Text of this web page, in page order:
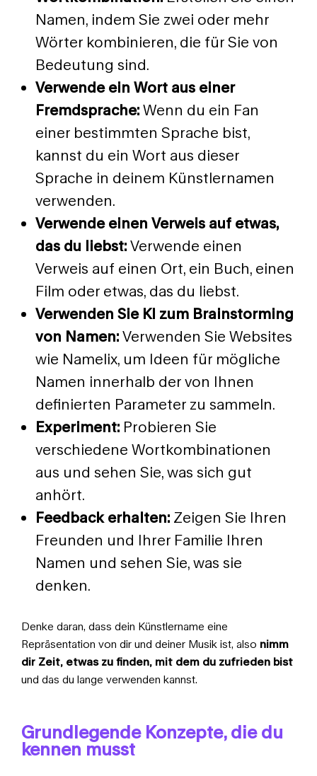
Namen, indem Sie zwei oder mehr
Wörter kombinieren, die für Sie von
Bedeutung sind.
Verwende ein Wort aus einer
Fremdsprache: Wenn du ein Fan
einer bestimmten Sprache bist,
kannst du ein Wort aus dieser
Sprache in deinem Künstlernamen
verwenden.
Verwende einen Verweis auf etwas,
das du liebst: Verwende einen
Verweis auf einen Ort, ein Buch, einen
Film oder etwas, das du liebst.
Verwenden Sie KI zum Brainstorming
von Namen: Verwenden Sie Websites
wie Namelix, um Ideen für mögliche
Namen innerhalb der von Ihnen
definierten Parameter zu sammeln.
Experiment: Probieren Sie
verschiedene Wortkombinationen
aus und sehen Sie, was sich gut
anhört.
Feedback erhalten: Zeigen Sie Ihren
Freunden und Ihrer Familie Ihren
Namen und sehen Sie, was sie
denken.
Denke daran, dass dein Künstlername eine
Repräsentation von dir und deiner Musik ist, also nimm
dir Zeit, etwas zu finden, mit dem du zufrieden bist
und das du lange verwenden kannst.
Grundlegende Konzepte, die du
kennen musst